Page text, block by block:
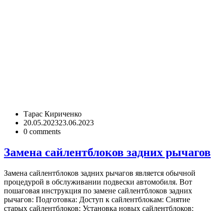
Тарас Кириченко
20.05.202323.06.2023
0 comments
Замена сайлентблоков задних рычагов
Замена сайлентблоков задних рычагов является обычной
процедурой в обслуживании подвески автомобиля. Вот
пошаговая инструкция по замене сайлентблоков задних
рычагов: Подготовка: Доступ к сайлентблокам: Снятие
старых сайлентблоков: Установка новых сайлентблоков: